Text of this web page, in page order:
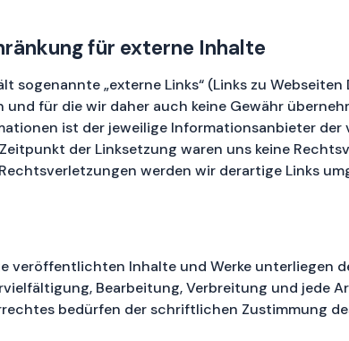
für externe Inhalte
sogenannte „externe Links“ (Links zu
und für die wir daher auch keine Gewähr
ist der jeweilige Informationsanbieter der
der Linksetzung waren uns keine
werden wir derartige Links
veröffentlichten Inhalte und Werke unterliegen
Bearbeitung, Verbreitung und jede
bedürfen der schriftlichen Zustimmung